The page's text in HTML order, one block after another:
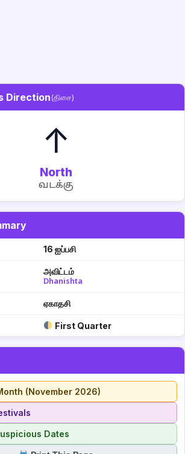
Direction(திசை)
↑
North
வடக்கு
16 ஐப்பசி
அவிட்டம்
Dhanishta
ஏகாதசி
First Quarter
(November 2026)
Dates